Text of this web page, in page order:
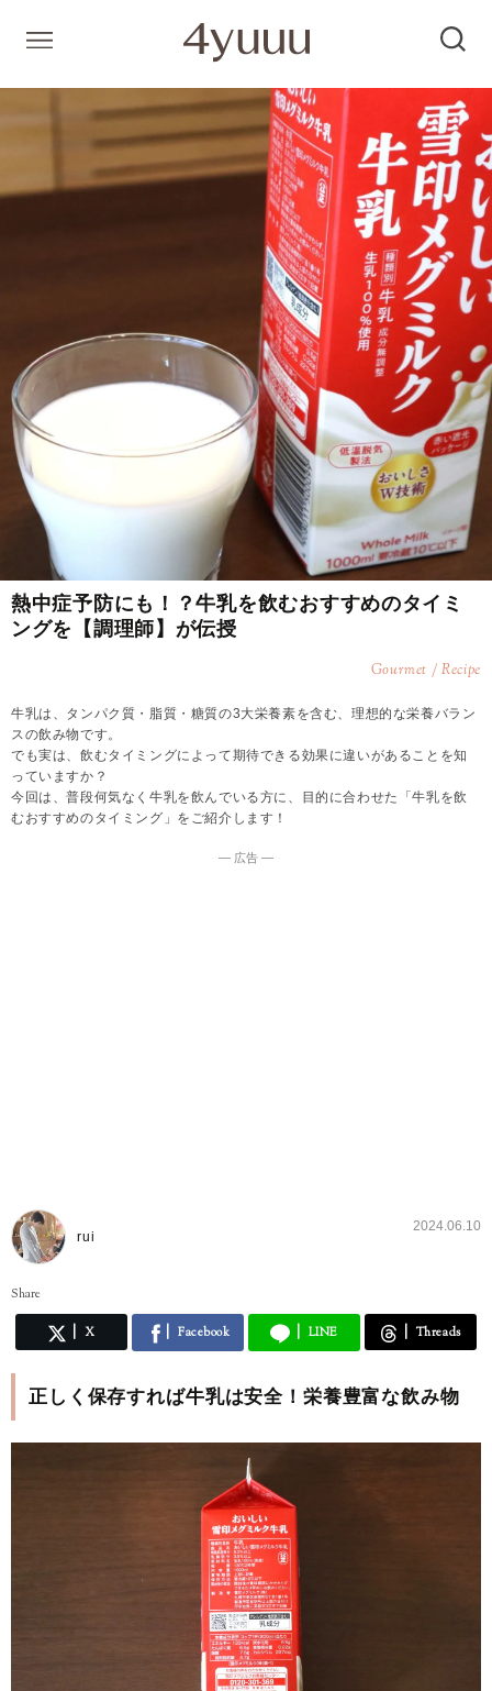
熱中症予防にも！？牛乳を飲むおすすめのタイミ
ングを【調理師】が伝授
Gourmet / Recipe
牛乳は、タンパク質・脂質・糖質の3大栄養素を含む、理想的な栄養バラン
スの飲み物です。
でも実は、飲むタイミングによって期待できる効果に違いがあることを知
っていますか？
今回は、普段何気なく牛乳を飲んでいる方に、目的に合わせた「牛乳を飲
むおすすめのタイミング」をご紹介します！
― 広告 ―
rui
2024.06.10
Share
X Facebook LINE Threads
正しく保存すれば牛乳は安全！栄養豊富な飲み物